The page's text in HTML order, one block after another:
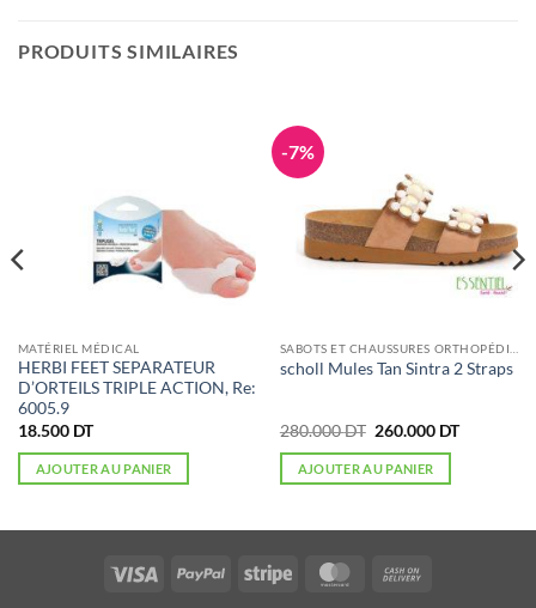
PRODUITS SIMILAIRES
MATÉRIEL MÉDICAL
HERBI FEET SEPARATEUR
D’ORTEILS TRIPLE ACTION, Re:
6005.9
18.500 DT
AJOUTER AU PANIER
-7%
scholl Mules Tan Sintra 2 Straps
280.000DT Le
initial
était :
260.000 DTLe
AJOUTER AU PANIER
Visa PayPal Stripe MasterCard